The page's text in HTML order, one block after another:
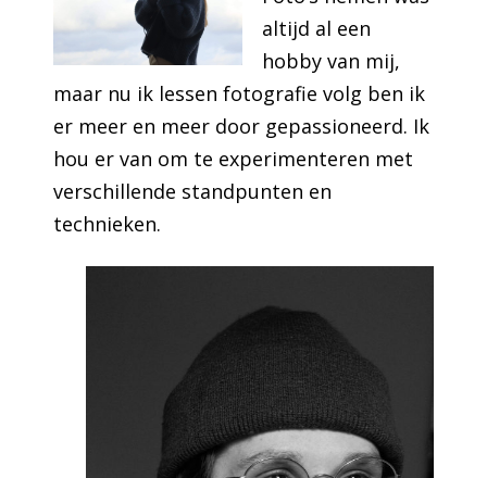
altijd al een
hobby van mij,
maar nu ik lessen fotografie volg ben ik
er meer en meer door gepassioneerd. Ik
hou er van om te experimenteren met
verschillende standpunten en
technieken.